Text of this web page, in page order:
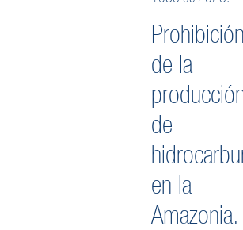
Prohibición
de la
de
en la
Amazonia.